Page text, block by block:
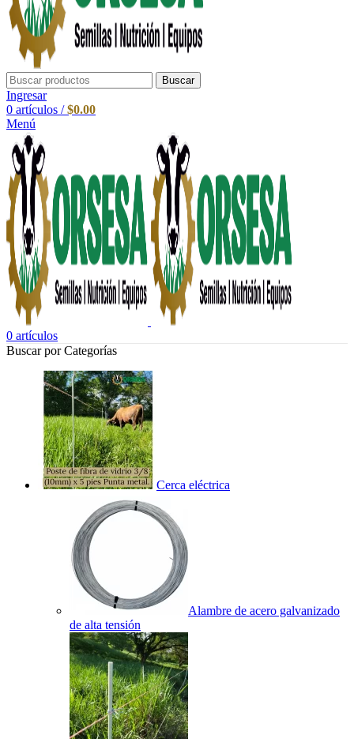
Buscar
Ingresar
0 artículos / $0.00
Menú
0 artículos
Buscar por Categorías
Cerca eléctrica
Alambre de acero galvanizado
de alta tensión